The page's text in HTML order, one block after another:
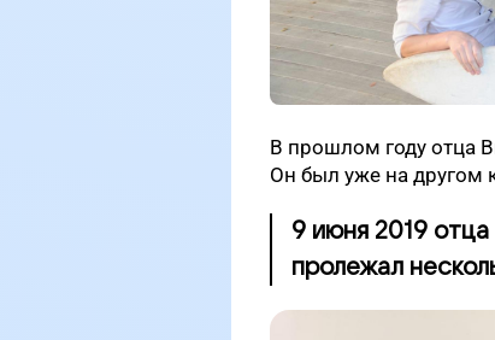
В прошлом году отца
Он был уже на другом
9 июня 2019
пролежал